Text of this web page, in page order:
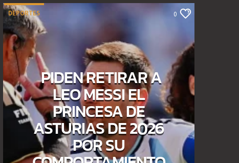
DEPORTES 0
PIDEN RETIRAR A
LEO MESSI EL
PRINCESA DE
ASTURIAS DE 2026
POR SU